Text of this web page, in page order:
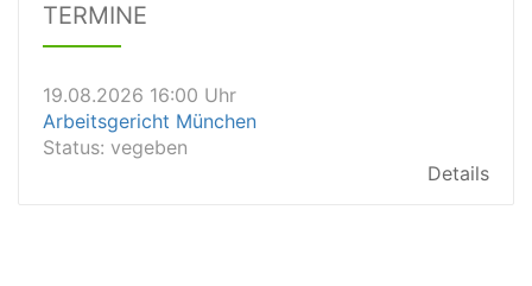
TERMINE
Status:vegeben
19.08.2026 15:45 Uhr